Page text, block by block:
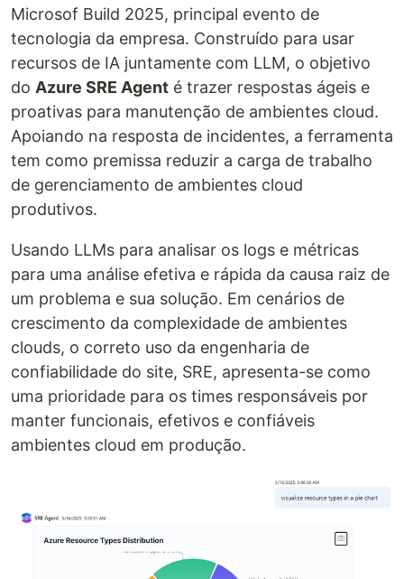
Microsof Build 2025, principal evento de
tecnologia da empresa. Construído para usar
recursos de IA juntamente com LLM, o objetivo
do Azure SRE Agent é trazer respostas ágeis e
proativas para manutenção de ambientes cloud.
Apoiando na resposta de incidentes, a ferramenta
tem como premissa reduzir a carga de trabalho
de gerenciamento de ambientes cloud
produtivos.
Usando LLMs para analisar os logs e métricas
para uma análise efetiva e rápida da causa raiz de
um problema e sua solução. Em cenários de
crescimento da complexidade de ambientes
clouds, o correto uso da engenharia de
confiabilidade do site, SRE, apresenta-se como
uma prioridade para os times responsáveis por
manter funcionais, efetivos e confiáveis
ambientes cloud em produção.